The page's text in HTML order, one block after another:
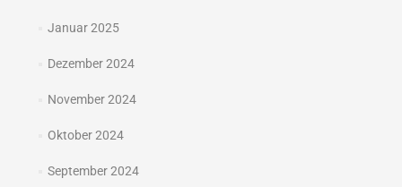
Januar 2025
Dezember 2024
November 2024
Oktober 2024
September 2024